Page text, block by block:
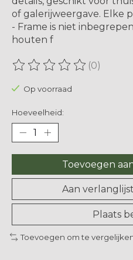
of galerijweergave. Elke
- Frame is niet
houten f
De beoordeling van dit
(0)
Op voorraad
Hoeveelheid:
Toevoegen
Aan
Plaats
Toevoegen om te